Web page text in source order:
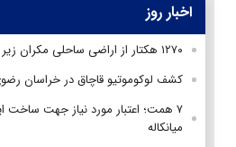
اخبار روز
۱۲۷۰ هکتار از اراضی ساحلی مکران زیر کشت میگو رفت
کشف لوکوموتیو قاچاق در خراسان
۷ همت؛ اعتبار مورد نیاز جهت ساخت
میانکاله